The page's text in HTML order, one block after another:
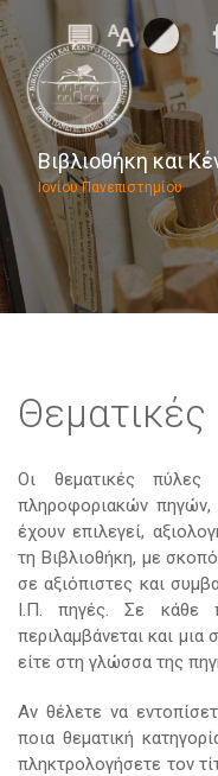
Βιβλιοθήκη και
Ιονίου Πανεπιστημίου
Οι θεματικές πύλες
πληροφοριακών
έχουν επιλεγεί,
τη Βιβλιοθήκη, με
σε αξιόπιστες και
Ι.Π. πηγές. Σε κάθε
περιλαμβάνεται και μια
είτε στη γλώσσα της
Αν θέλετε να
ποια θεματική
πληκτρολογήσετε τον